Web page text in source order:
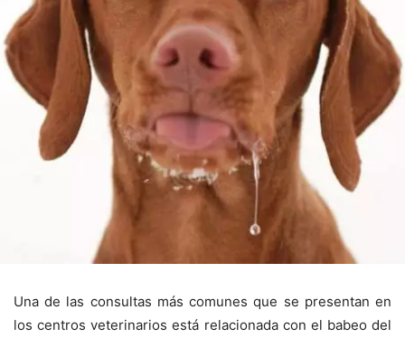
Una de las consultas más comunes que se presentan en
los centros veterinarios está relacionada con el babeo del